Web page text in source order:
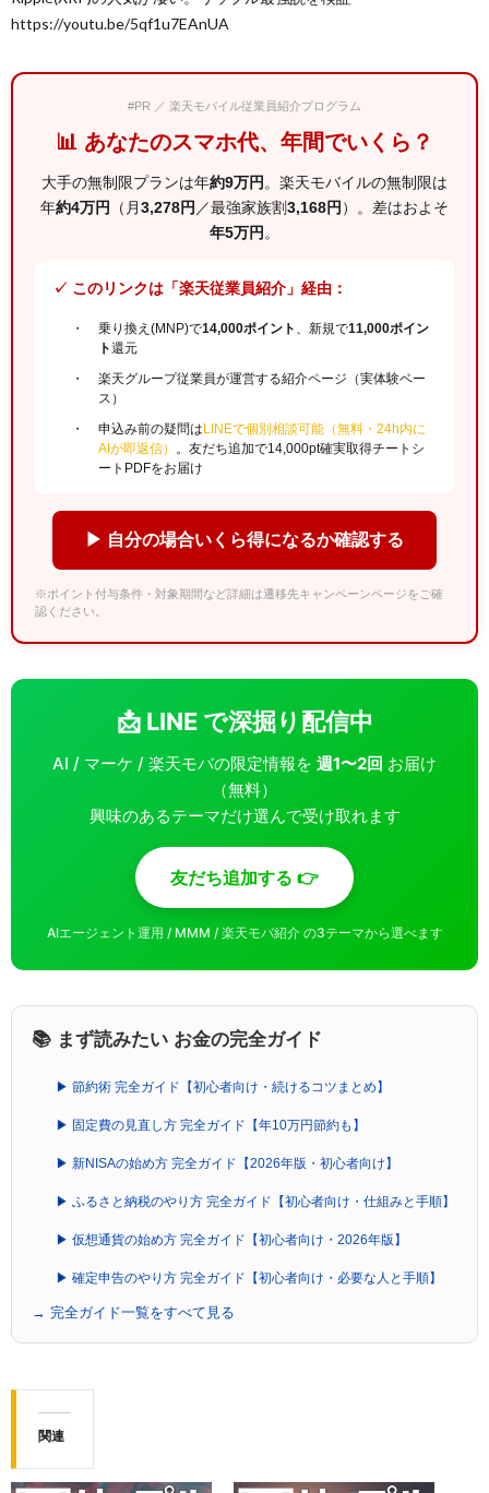
https://youtu.be/5qf1u7EAnUA
#PR ／ 楽天モバイル従業員紹介プログラム
📊 あなたのスマホ代、年間でいくら？
大手の無制限プランは年約9万円。楽天モバイルの無制限は
年約4万円 （月3,278円 ／最強家族割3,168円）。差はおよそ
年5万円。
✓ このリンクは「楽天従業員紹介」経由：
乗り換え(MNP)で14,000ポイント 、新規で11,000ポイン
ト還元
楽天グループ従業員が運営する紹介ページ（実体験ベー
ス）
申込み前の疑問はLINEで個別相談可能（無料・24h内に
AIが即返信）
。友だち追加で14,000pt確実取得チートシ
ートPDFをお届け
▶ 自分の場合いくら得になるか確認する
※ポイント付与条件・対象期間など詳細は遷移先キャンペーンページをご確
認ください。
📩 LINE で深掘り配信中
AI / マーケ / 楽天モバの限定情報を 週1〜2回 お届け
（無料）
興味のあるテーマだけ選んで受け取れます
友だち追加する 👉
AIエージェント運用 / MMM / 楽天モバ紹介 の3テーマから選べます
📚 まず読みたい お金の完全ガイド
▶ 節約術 完全ガイド【初心者向け・続けるコツまとめ】
▶ 固定費の見直し方 完全ガイド【年10万円節約も】
▶ 新NISAの始め方 完全ガイド【2026年版・初心者向け】
▶ ふるさと納税のやり方 完全ガイド【初心者向け・仕組みと手順】
▶ 仮想通貨の始め方 完全ガイド【初心者向け・2026年版】
▶ 確定申告のやり方 完全ガイド【初心者向け・必要な人と手順】
→ 完全ガイド一覧をすべて見る
関連